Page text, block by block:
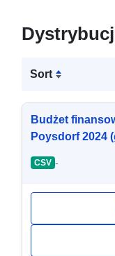
Sort
Budżet
Poysdorf 2024
CSV -